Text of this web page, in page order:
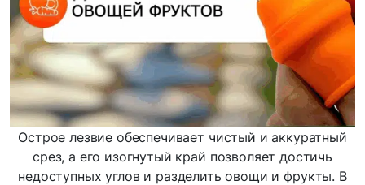
Острое лезвие обеспечивает чистый и аккуратный
срез, а его изогнутый край позволяет достичь
недоступных углов и разделить овощи и фрукты. В